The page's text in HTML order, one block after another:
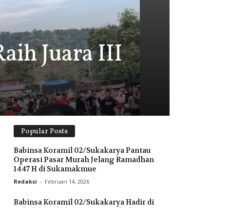
Juara III
Popular Posts
Babinsa Koramil 02/Sukakarya Pantau
Operasi Pasar Murah Jelang Ramadhan
1447 H di Sukamakmue
Redaksi - Februari 14, 2026
Babinsa Koramil 02/Sukakarya Hadir di